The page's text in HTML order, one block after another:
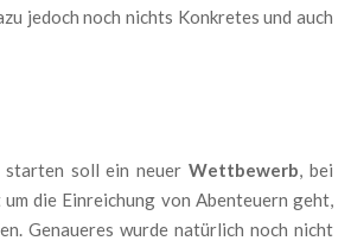
jedoch noch nichts Konkretes und auch
starten soll ein neuerWettbewerb, bei
um die Einreichung von Abenteuern geht,
Genaueres wurde natürlich noch nicht